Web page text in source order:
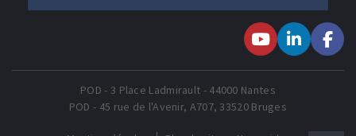
Youtubesur LinkedIn
nous sur
POD - 3 Place Ladmirault - 44000 Nantes
POD - 45 rue de l'Avenir, A707, 33520 Bruges